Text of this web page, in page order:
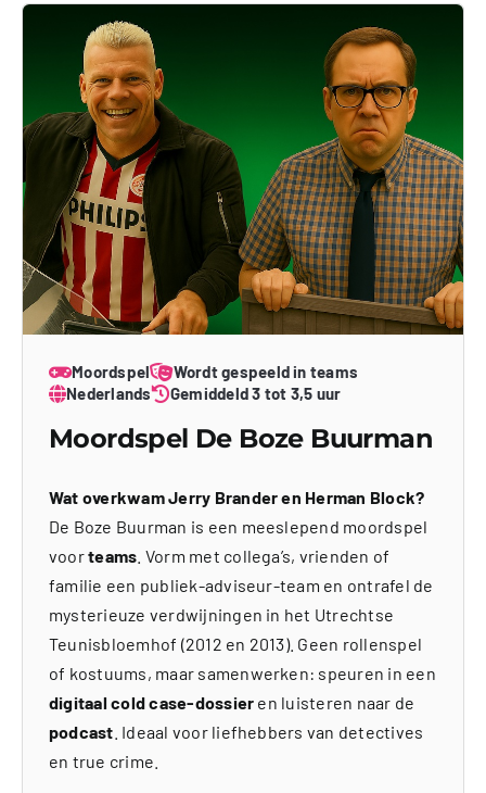
Moordspel
Wordt gespeeld in teams
Nederlands
Gemiddeld 3 tot 3,5 uur
Moordspel De Boze Buurman
Wat overkwam Jerry Brander en Herman Block?
De Boze Buurman is een meeslepend moordspel
voorteams . Vorm met collega’s, vrienden of
familie een publiek-adviseur-team en ontrafel de
mysterieuze verdwijningen in het Utrechtse
Teunisbloemhof (2012 en 2013). Geen rollenspel
of kostuums, maar samenwerken: speuren in een
digitaal cold case-dossier en luisteren naar de
podcast . Ideaal voor liefhebbers van detectives
en true crime.